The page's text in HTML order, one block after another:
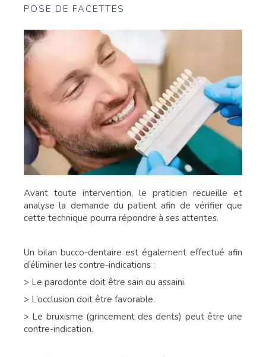
POSE DE FACETTES
Avant toute intervention, le praticien recueille et
analyse la demande du patient afin de vérifier que
cette technique pourra répondre à ses attentes.
Un bilan bucco-dentaire est également effectué afin
d’éliminer les contre-indications :
> Le parodonte doit être sain ou assaini.
> L’occlusion doit être favorable.
> Le bruxisme (grincement des dents) peut être une
contre-indication.